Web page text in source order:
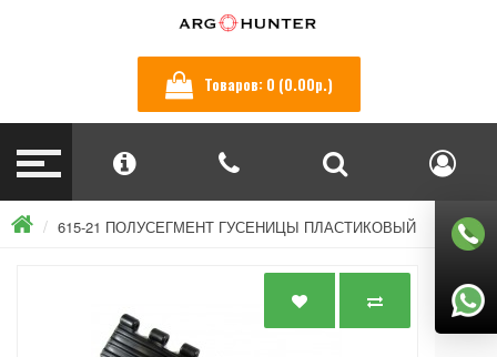
Товаров: 0 (0.00р.)
615-21 ПОЛУСЕГМЕНТ ГУСЕНИЦЫ ПЛАСТИКОВЫЙ